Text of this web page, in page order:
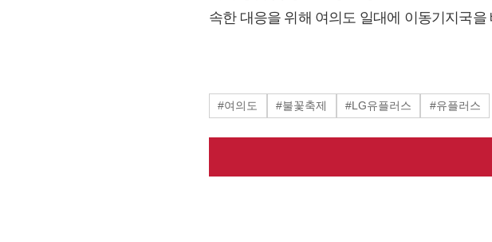
속한 대응을 위해 여의도 일대에 이동기지국
#여의도 #불꽃축제 #LG유플러스 #유플러스